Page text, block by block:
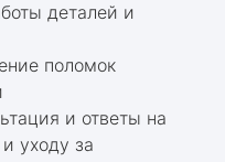
деталей и
поломок
и ответы на
уходу за